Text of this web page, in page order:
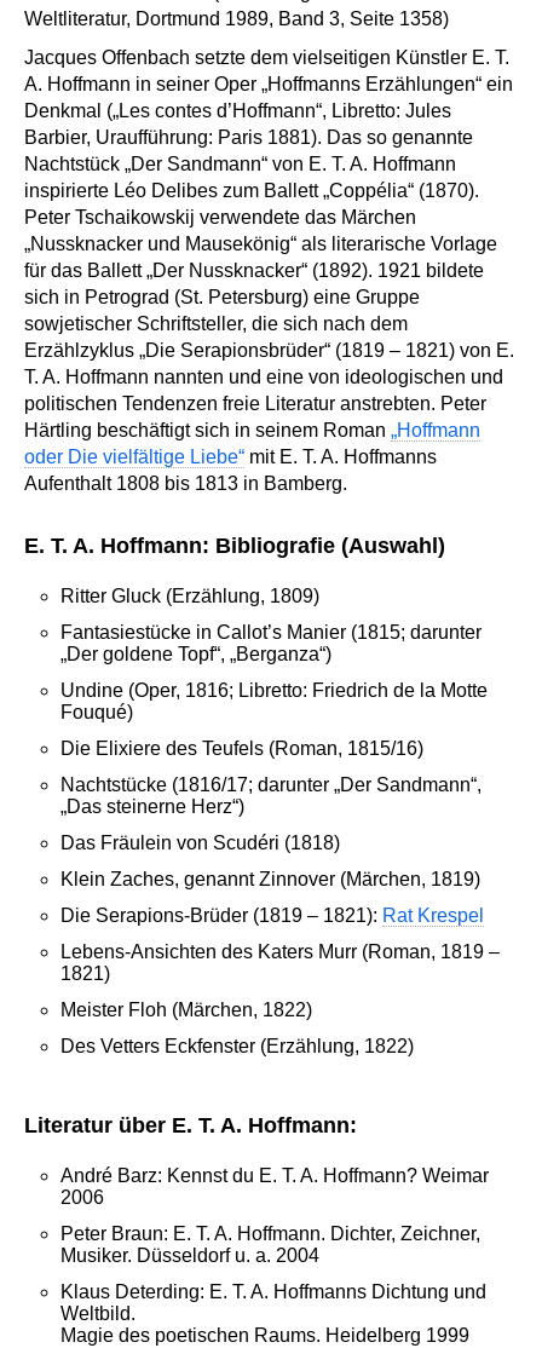
Weltliteratur, Dortmund 1989, Band 3, Seite 1358)
Jacques Offenbach setzte dem vielseitigen Künstler E. T.
A. Hoffmann in seiner Oper „Hoffmanns Erzählungen“ ein
Denkmal („Les contes d’Hoffmann“, Libretto: Jules
Barbier, Uraufführung: Paris 1881). Das so genannte
Nachtstück „Der Sandmann“ von E. T. A. Hoffmann
inspirierte Léo Delibes zum Ballett „Coppélia“ (1870).
Peter Tschaikowskij verwendete das Märchen
„Nussknacker und Mausekönig“ als literarische Vorlage
für das Ballett „Der Nussknacker“ (1892). 1921 bildete
sich in Petrograd (St. Petersburg) eine Gruppe
sowjetischer Schriftsteller, die sich nach dem
Erzählzyklus „Die Serapionsbrüder“ (1819 – 1821) von E.
T. A. Hoffmann nannten und eine von ideologischen und
politischen Tendenzen freie Literatur anstrebten. Peter
Härtling beschäftigt sich in seinem Roman „Hoffmann
oder Die vielfältige Liebe“ mit E. T. A. Hoffmanns
Aufenthalt 1808 bis 1813 in Bamberg.
E. T. A. Hoffmann: Bibliografie (Auswahl)
Ritter Gluck (Erzählung, 1809)
Fantasiestücke in Callot’s Manier (1815; darunter
„Der goldene Topf“, „Berganza“)
Undine (Oper, 1816; Libretto: Friedrich de la Motte
Fouqué)
Die Elixiere des Teufels (Roman, 1815/16)
Nachtstücke (1816/17; darunter „Der Sandmann“,
„Das steinerne Herz“)
Das Fräulein von Scudéri (1818)
Klein Zaches, genannt Zinnover (Märchen, 1819)
Die Serapions-Brüder (1819 – 1821): Rat Krespel
Lebens-Ansichten des Katers Murr (Roman, 1819 –
1821)
Meister Floh (Märchen, 1822)
Des Vetters Eckfenster (Erzählung, 1822)
Literatur über E. T. A. Hoffmann:
André Barz: Kennst du E. T. A. Hoffmann? Weimar
2006
Peter Braun: E. T. A. Hoffmann. Dichter, Zeichner,
Musiker. Düsseldorf u. a. 2004
Klaus Deterding: E. T. A. Hoffmanns Dichtung und
Weltbild.
Magie des poetischen Raums. Heidelberg 1999